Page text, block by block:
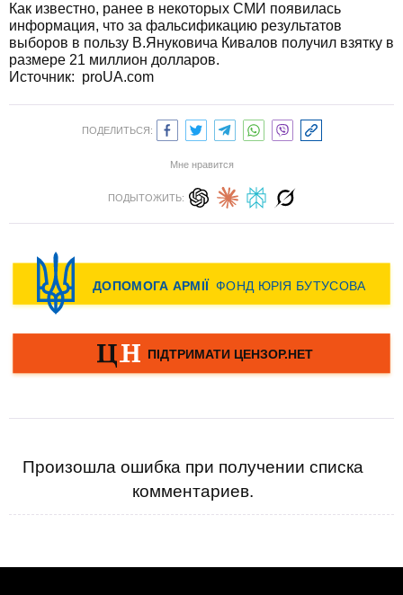
Как известно, ранее в некоторых СМИ появилась
информация, что за фальсификацию результатов
выборов в пользу В.Януковича Кивалов получил взятку в
размере 21 миллион долларов.
Источник: proUA.com
ПОДЕЛИТЬСЯ:
Мне нравится
ПОДЫТОЖИТЬ:
Произошла ошибка при получении списка
комментариев.